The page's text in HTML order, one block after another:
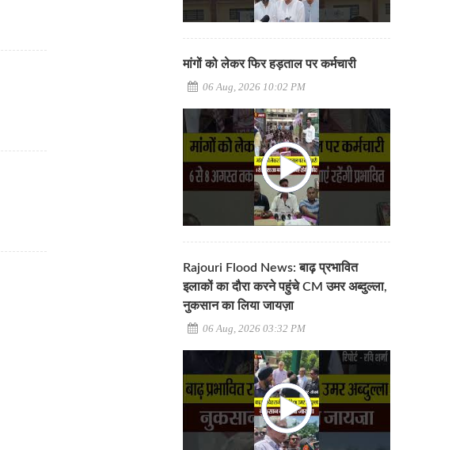
मांगों को लेकर फिर हड़ताल पर कर्मचारी
06 Aug, 2026 10:02 PM
Rajouri Flood News: बाढ़ प्रभावित
इलाकों का दौरा करने पहुंचे CM उमर अब्दुल्ला,
नुकसान का लिया जायज़ा
06 Aug, 2026 03:32 PM